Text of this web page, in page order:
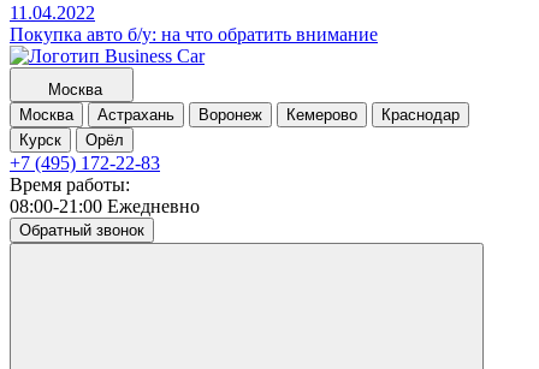
11.04.2022
Покупка авто б/у: на что обратить внимание
Москва
Москва
Астрахань Воронеж Кемерово
Краснодар
Курск
Орёл
+7 (495) 172-22-83
Время работы:
08:00-21:00 Ежедневно
Обратный звонок